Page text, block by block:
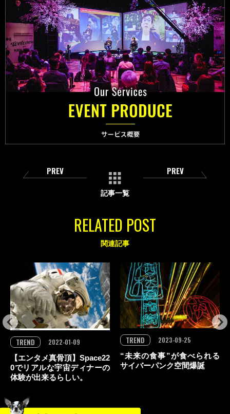
PREV
記事一覧
PREV
RELATED POST
関連記事
【エンタメ真骨頂】Space22
0でリアルな宇宙ディナーの
体験が出来るらしい。
TREND
2022-01-09
“未来の食事”が食べられる
サイバーパンク空間爆誕
TREND 2023-09-25